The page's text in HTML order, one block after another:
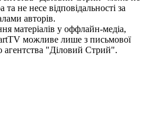
не несе відповідальності за
авторів.
матеріалів у оффлайн-медіа,
можливе лише з письмової
агентства "Діловий Стрий".